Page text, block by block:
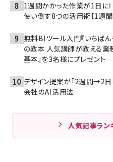
1週間かかった作業が1日
使い倒す8つの活用術【1週間
無料BIツール入門『いちば
の教本 人気講師が教える業
基本』を3名様にプレゼント
デザイン提案が「2週間→2
会社のAI活用法
人気記事ラン